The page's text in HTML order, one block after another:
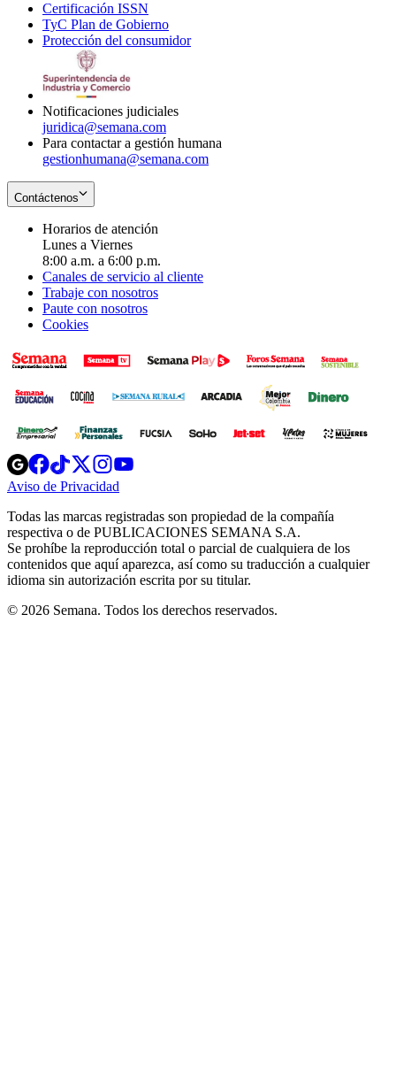
new
window
Certificación ISSN
in
new
TyC Plan de Gobierno
in
Protección del consumidorOpens
Notificaciones judiciales
juridica@semana.com
Para contactar a gestión humana
gestionhumana@semana.com
Contáctenos
Horarios de atención
Lunes a Viernes
8:00 a.m. a 6:00 p.m.
Canales de servicio al cliente
Trabaje con nosotros
Paute con nosotros
Cookies
Opens
in
new
Opens
in
new
Opens
in
new
window
Opens
new
windowwindow
Aviso de Privacidad
new
window
Todas las marcas registradas son propiedad de la compañía
respectiva o de PUBLICACIONES SEMANA S.A.
Se prohíbe la reproducción total o parcial de cualquiera de los
contenidos que aquí aparezca, así como su traducción a cualquier
idioma sin autorización escrita por su titular.
© 2026 Semana. Todos los derechos reservados.